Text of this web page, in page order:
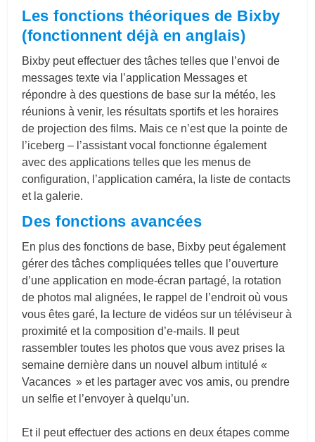
Les fonctions théoriques de Bixby
(fonctionnent déjà en anglais)
Bixby peut effectuer des tâches telles que l’envoi de
messages texte via l’application Messages et
répondre à des questions de base sur la météo, les
réunions à venir, les résultats sportifs et les horaires
de projection des films. Mais ce n’est que la pointe de
l’iceberg – l’assistant vocal fonctionne également
avec des applications telles que les menus de
configuration, l’application caméra, la liste de contacts
et la galerie.
Des fonctions avancées
En plus des fonctions de base, Bixby peut également
gérer des tâches compliquées telles que l’ouverture
d’une application en mode-écran partagé, la rotation
de photos mal alignées, le rappel de l’endroit où vous
vous êtes garé, la lecture de vidéos sur un téléviseur à
proximité et la composition d’e-mails. Il peut
rassembler toutes les photos que vous avez prises la
semaine dernière dans un nouvel album intitulé «
Vacances » et les partager avec vos amis, ou prendre
un selfie et l’envoyer à quelqu’un.
Et il peut effectuer des actions en deux étapes comme